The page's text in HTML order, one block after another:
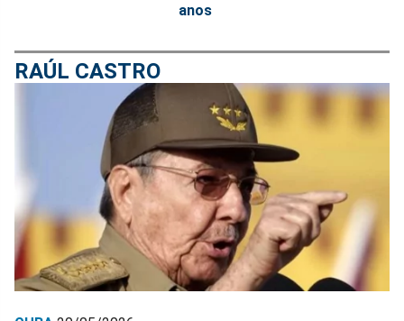
anos
RAÚL CASTRO